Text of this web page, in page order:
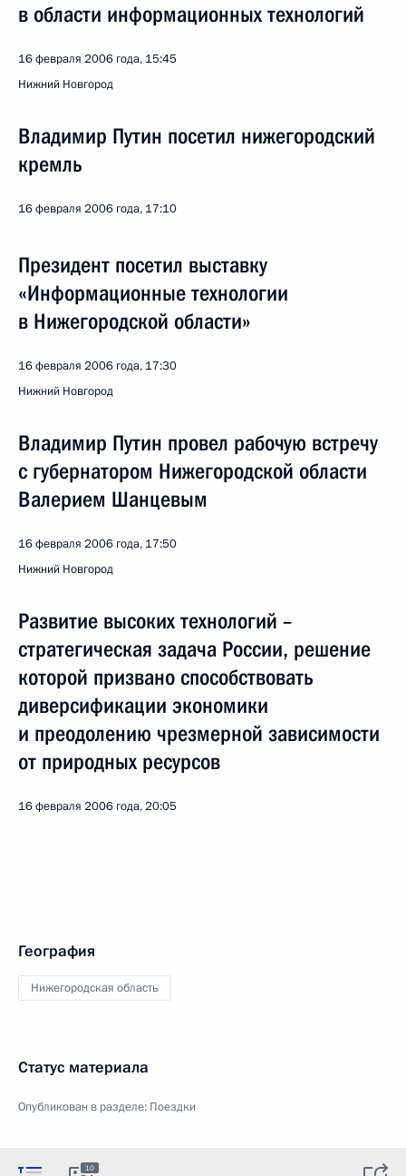
в области информационных технологий
16 февраля 2006 года, 15:45
Нижний Новгород
Владимир Путин посетил нижегородский
кремль
16 февраля 2006 года, 17:10
Президент посетил выставку
«Информационные технологии
в Нижегородской области»
16 февраля 2006 года, 17:30
Нижний Новгород
Владимир Путин провел рабочую встречу
с губернатором Нижегородской области
Валерием Шанцевым
16 февраля 2006 года, 17:50
Нижний Новгород
Развитие высоких технологий –
стратегическая задача России, решение
которой призвано способствовать
диверсификации экономики
и преодолению чрезмерной зависимости
от природных ресурсов
16 февраля 2006 года, 20:05
География
Нижегородская область
Статус материала
Опубликован в разделе: Поездки
10